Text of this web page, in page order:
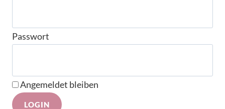
Passwort
Angemeldet bleiben